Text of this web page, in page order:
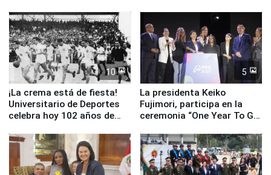
equipamiento para
Serenazgo
10
¡La crema está de fiesta!
Universitario de Deportes
celebra hoy 102 años de
5
La presidenta Keiko
Fujimori, participa en la
ceremonia “One Year To Go